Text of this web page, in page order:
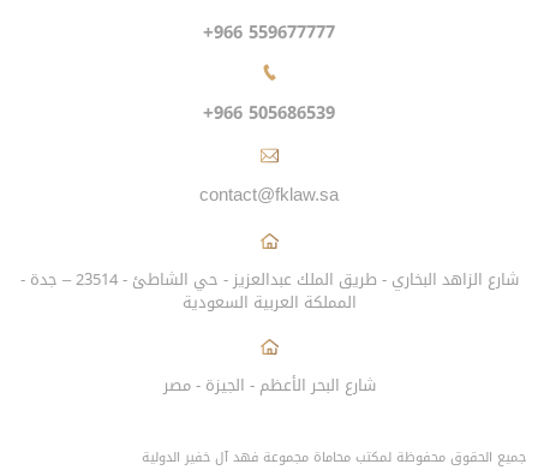
+966 559677777
+966 505686539
contact@fklaw.sa
شارع الزاهد البخاري - طريق الملك عبدالعزيز - حي الشاطئ - 23514 – جدة -
المملكة العربية السعودية
شارع البحر الأعظم - الجيزة - مصر
جميع الحقوق محفوظة لمكتب محاماة مجموعة فهد آل خفير الدولية